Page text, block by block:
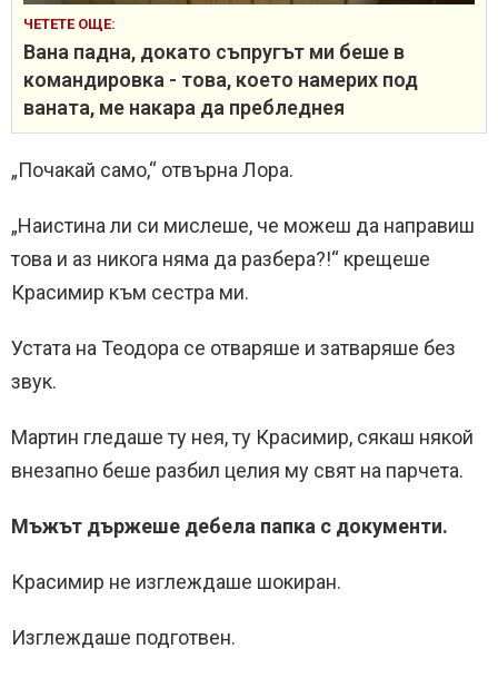
ЧЕТЕТЕ ОЩЕ:
Вана падна, докато съпругът ми беше в
командировка - това, което намерих под
ваната, ме накара да пребледнея
„Почакай само,“ отвърна Лора.
„Наистина ли си мислеше, че можеш да направиш
това и аз никога няма да разбера?!“ крещеше
Красимир към сестра ми.
Устата на Теодора се отваряше и затваряше без
звук.
Мартин гледаше ту нея, ту Красимир, сякаш някой
внезапно беше разбил целия му свят на парчета.
Мъжът държеше дебела папка с документи.
Красимир не изглеждаше шокиран.
Изглеждаше подготвен.